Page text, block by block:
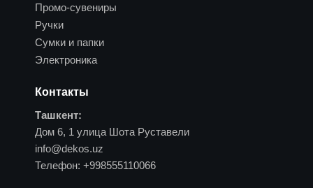
Промо-сувениры
Ручки
Сумки и папки
Электроника
Контакты
Ташкент:
Дом 6, 1 улица Шота Руставели
info@dekos.uz
Телефон: +998555110066